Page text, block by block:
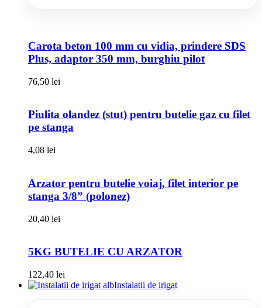
Carota beton 100 mm cu vidia, prindere SDS
Plus, adaptor 350 mm, burghiu pilot
76,50 lei
Piulita olandez (stut) pentru butelie gaz cu filet
pe stanga
4,08 lei
Arzator pentru butelie voiaj, filet interior pe
stanga 3/8” (polonez)
20,40 lei
5KG BUTELIE CU ARZATOR
122,40 lei
Instalatii de irigat